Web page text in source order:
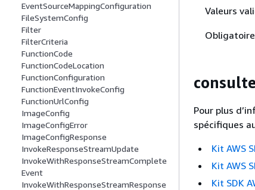
EventSourceMappingConfiguration
FileSystemConfig
Filter
FilterCriteria
FunctionCode
FunctionCodeLocation
FunctionConfiguration
FunctionEventInvokeConfig
FunctionUrlConfig
ImageConfig
ImageConfigError
ImageConfigResponse
InvokeResponseStreamUpdate
InvokeWithResponseStreamComplete
Event
InvokeWithResponseStreamResponse
Valeurs
Pour plus
spécifiques
Kit AWS
Kit AWS
Kit SDK